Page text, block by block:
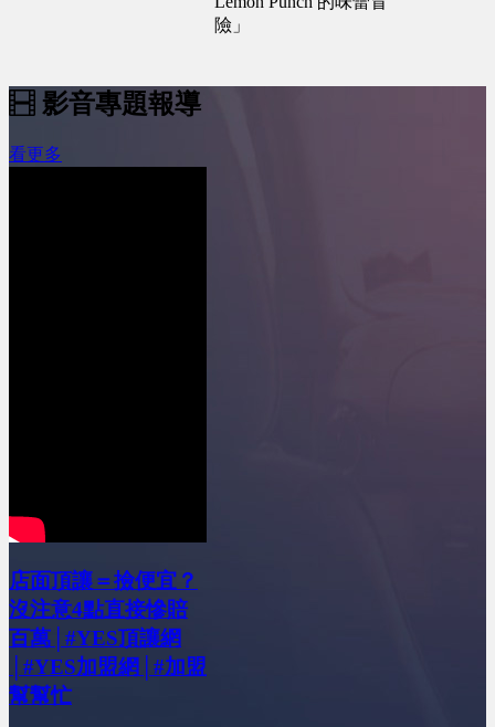
險」
影音專題報導
看更多
店面頂讓＝撿便宜？
沒注意4點直接慘賠
百萬│#YES頂讓網
│#YES加盟網│#加盟
幫幫忙